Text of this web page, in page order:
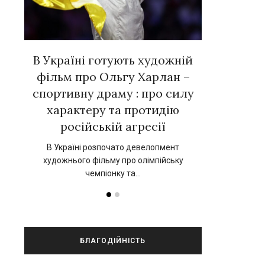
В Україні готують художній
фільм про Ольгу Харлан –
спортивну драму : про силу
характеру та протидію
російській агресії
В Україні розпочато девелопмент
художнього фільму про олімпійську
чемпіонку та…
БЛАГОДІЙНІСТЬ